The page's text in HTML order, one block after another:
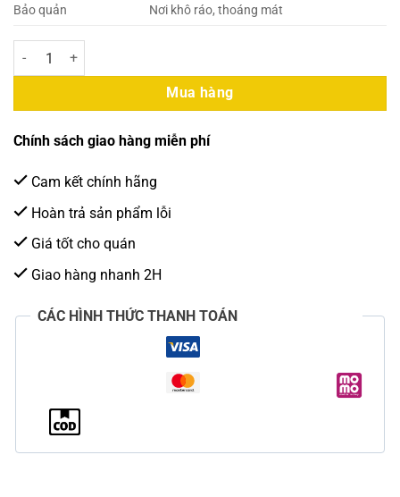
Bảo quản
Nơi khô ráo, thoáng mát
Davinci Syrup Sả 750ml (12 Chai/Thùng) số lượng
Mua hàng
Chính sách giao hàng miễn phí
Cam kết chính hãng
Hoàn trả sản phẩm lỗi
Giá tốt cho quán
Giao hàng nhanh 2H
CÁC HÌNH THỨC THANH TOÁN